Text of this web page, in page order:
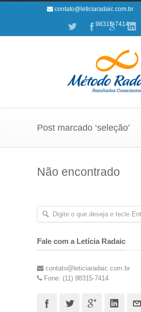
contato@leticiaradaic.com.br
98315-7414
Post marcado ‘seleção’
Não encontrado
Fale com a Letícia Radaic
contato@leticiaradaic.com.br
Fone: (11) 98315-7414